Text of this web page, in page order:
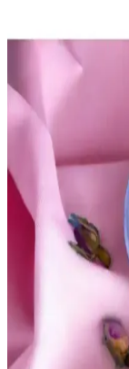
Louisiana ve güney
kahve, yosun ve
Water gibi klasikler
kokular yaratır.
Duru Duş Jeli
Güvenli Günlük
Duru Duş Jeli
günlük bakımda
hijyenik kullanım
Star Stantlı
El Yapımı
Star Stantlı 30 adet
el yapımı kaliteyle
alanı ve çeşitli